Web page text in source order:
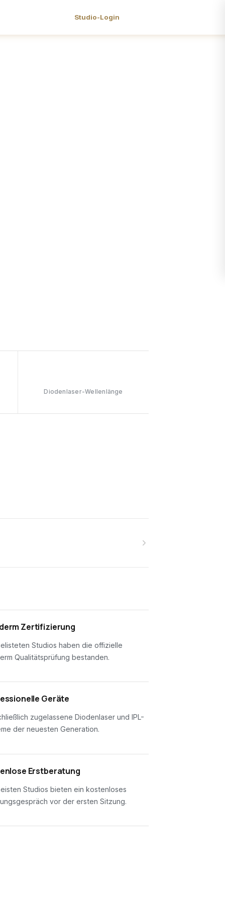
Studio-Login
Diodenlaser-Wellenlänge
Zertifizierung
Studios haben die offizielle
Qualitätsprüfung bestanden.
Geräte
zugelassene Diodenlaser und IPL-
der neuesten Generation.
Erstberatung
Studios bieten ein kostenloses
vor der ersten Sitzung.